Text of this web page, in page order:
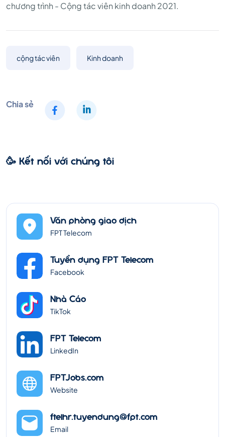
chương trình - Cộng tác viên kinh doanh 2021.
cộng tác viên Kinh doanh
Chia sẻ
🥳 Kết nối với chúng tôi
Văn phòng giao dịch
FPT Telecom
Tuyển dụng FPT Telecom
Facebook
Nhà Cáo
TikTok
FPT Telecom
LinkedIn
FPTJobs.com
Website
ftelhr.tuyendung@fpt.com
Email